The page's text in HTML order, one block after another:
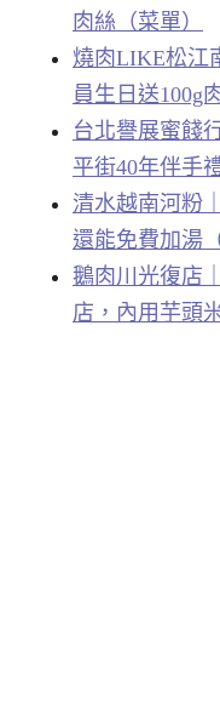
肉絲（菜單）
燒肉LIKE松江
員生日送100g
台北譽展蜜餞
平街40年伴手
清水越南河粉
還能免費加湯
鵝肉川光復店
店，內用芋頭